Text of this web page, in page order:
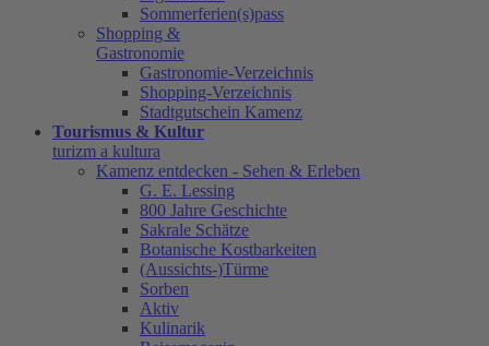
Sommerferien(s)pass
Shopping &
Gastronomie
Gastronomie-Verzeichnis
Shopping-Verzeichnis
Stadtgutschein Kamenz
Tourismus & Kultur
turizm a kultura
Kamenz entdecken - Sehen & Erleben
G. E. Lessing
800 Jahre Geschichte
Sakrale Schätze
Botanische Kostbarkeiten
(Aussichts-)Türme
Sorben
Aktiv
Kulinarik